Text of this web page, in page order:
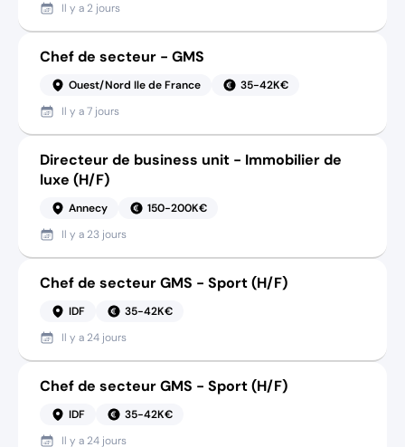
Il y a 2 jours
Chef de secteur - GMS
Ouest/Nord Ile de France
35-42K€
Il y a7 jours
Directeur de business unit - Immobilier de
luxe (H/F)
Annecy
150-200K€
Il y a 23 jours
Chef de secteur GMS - Sport (H/F)
IDF
35-42K€
Il y a 24 jours
Chef de secteur GMS - Sport (H/F)
IDF
35-42K€
Il y a 24 jours